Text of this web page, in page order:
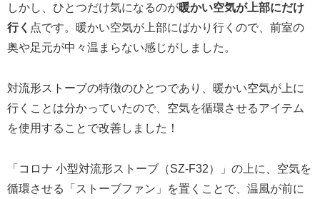
しかし、ひとつだけ気になるのが暖かい空気が上部にだけ
行く 点です。暖かい空気が上部にばかり行くので、前室の
奥や足元が中々温まらない感じがしました。
対流形ストーブの特徴のひとつであり、暖かい空気が上に
行くことは分かっていたので、空気を循環させるアイテム
を使用することで改善しました！
「コロナ 小型対流形ストーブ（SZ-F32）」の上に、空気を
循環させる「ストーブファン」を置くことで、温風が前に